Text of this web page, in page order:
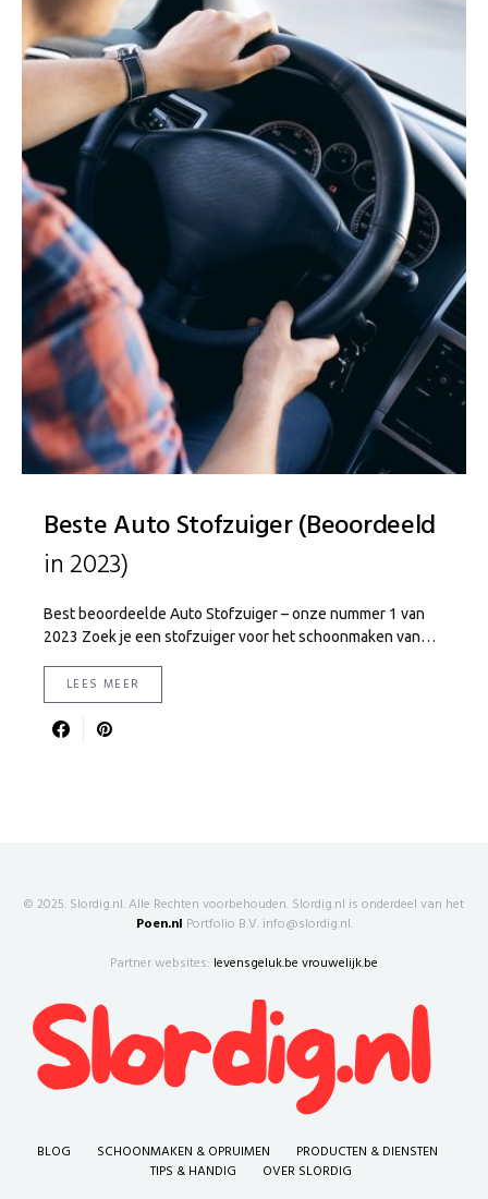
Beste Auto Stofzuiger (Beoordeeld
in 2023)
Best beoordeelde Auto Stofzuiger – onze nummer 1 van
2023 Zoek je een stofzuiger voor het schoonmaken van…
LEES MEER
© 2025. Slordig.nl. Alle Rechten voorbehouden. Slordig.nl is onderdeel van het
Poen.nl Portfolio B.V. info@slordig.nl.
Partner websites: levensgeluk.be vrouwelijk.be
BLOG SCHOONMAKEN & OPRUIMEN
PRODUCTEN & DIENSTEN
TIPS & HANDIG
OVER SLORDIG